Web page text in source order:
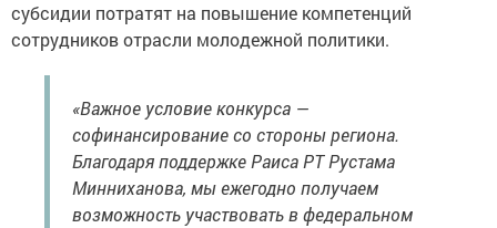
субсидии потратят на повышение компетенций
сотрудников отрасли молодежной политики.
«Важное условие конкурса —
софинансирование со стороны региона.
Благодаря поддержке Раиса РТ Рустама
Минниханова, мы ежегодно получаем
возможность участвовать в федеральном